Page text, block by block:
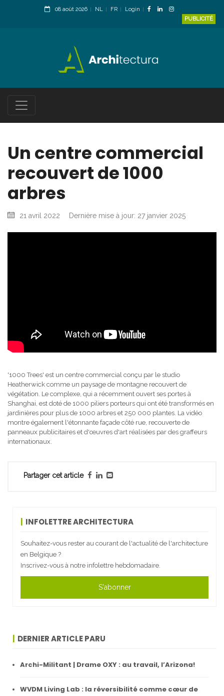
08 août 2026 NL FR
Login
PUBLICITÉ
Un centre commercial
recouvert de 1000
arbres
21 avril 2022 Dernière mise à jour: 27 janvier 2025
'1000 Trees' est un centre commercial conçu par le studio
Heatherwick comme un paysage de montagne recouvert de
végétation. Le complexe, qui a récemment ouvert ses portes à
Shanghai, est doté de 1000 piliers porteurs qui ont été transformés en
jardinières pour plus de 1000 arbres et 250 000 plantes. La vidéo
montre également l'étonnante façade côté rue, recouverte de
panneaux publicitaires et d'œuvres d'art réalisées par des graffeurs
internationaux.
Partager cet article
INFOLETTRE ARCHITECTURA
Souhaitez-vous rester au courant de l'actualité de l'architecture
en Belgique ?
Inscrivez-vous à notre infolettre hebdomadaire.
S'abonner
DERNIER ARTICLE PARU
Archi-Militant | Drame OXY : au travail, l’Arizona!
WVDM Living Lab : la réversibilité comme cœur de